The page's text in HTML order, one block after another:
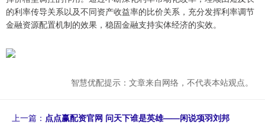
的利率传导关系以及不同资产收益率的比价关系，充分发挥利率调节
金融资源配置机制的效果，稳固金融支持实体经济的实效。
智慧优配提示：文章来自网络，不代表本站观点。
上一篇： 点点赢配资官网 问天下谁是英雄——闲说项羽刘邦